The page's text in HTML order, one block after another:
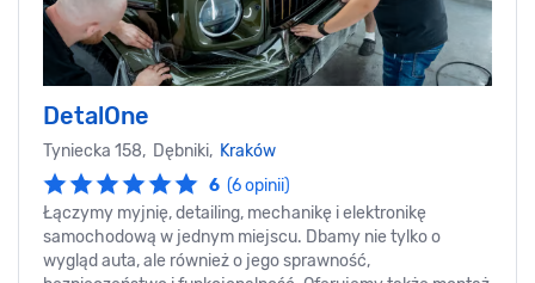
DetalOne
Tyniecka 158, Dębniki, Kraków
6 (6 opinii)
Łączymy myjnię, detailing, mechanikę i elektronikę
samochodową w jednym miejscu. Dbamy nie tylko o
wygląd auta, ale również o jego sprawność,